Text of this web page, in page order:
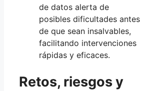
de datos alerta de
posibles dificultades antes
de que sean insalvables,
facilitando intervenciones
rápidas y eficaces.
Retos, riesgos y